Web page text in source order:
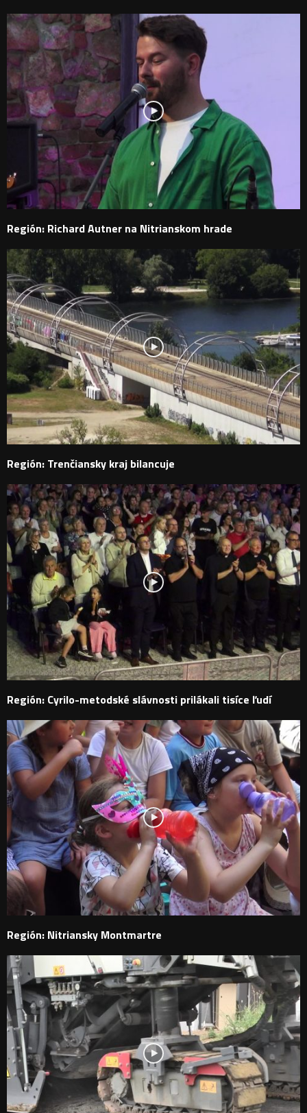
Región: Richard Autner na Nitrianskom hrade
Región: Trenčiansky kraj bilancuje
Región: Cyrilo-metodské slávnosti prilákali tisíce ľudí
Región: Nitriansky Montmartre